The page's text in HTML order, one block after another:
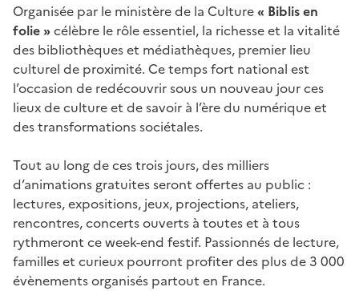
Organisée par le ministère de la Culture« Biblis en
folie »célèbre le rôle essentiel, la richesse et la vitalité
des bibliothèques et médiathèques, premier lieu
culturel de proximité. Ce temps fort national est
l’occasion de redécouvrir sous un nouveau jour ces
lieux de culture et de savoir à l’ère du numérique et
des transformations sociétales.
Tout au long de ces trois jours, des milliers
d’animations gratuites seront offertes au public :
lectures, expositions, jeux, projections, ateliers,
rencontres, concerts ouverts à toutes et à tous
rythmeront ce week-end festif. Passionnés de lecture,
familles et curieux pourront profiter des plus de 3 000
évènements organisés partout en France.